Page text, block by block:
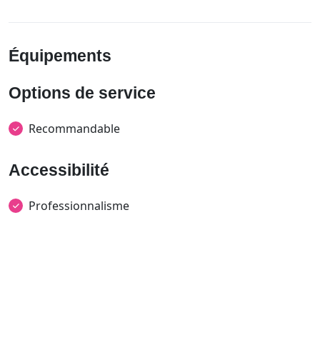
Équipements
Options de service
Recommandable
Accessibilité
Professionnalisme